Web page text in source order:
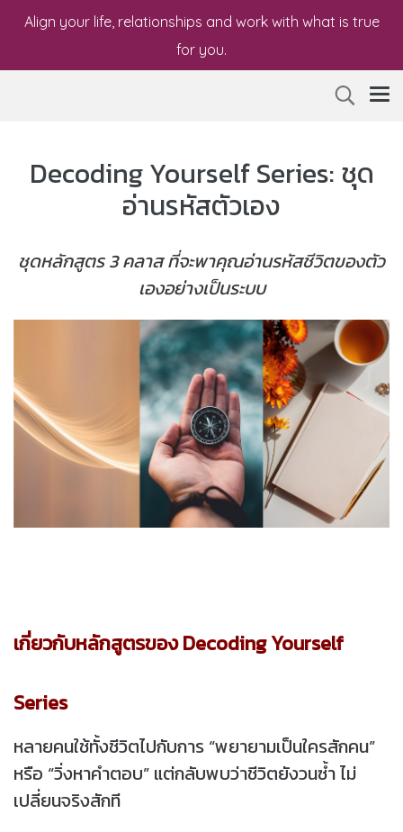
Align your life, relationships and work with what is true
for you.
Decoding Yourself Series: ชุด
อ่านรหัสตัวเอง
ชุดหลักสูตร 3 คลาส ที่จะพาคุณอ่านรหัสชีวิตของตัว
เองอย่างเป็นระบบ
เกี่ยวกับหลักสูตรของ Decoding Yourself
Series
หลายคนใช้ทั้งชีวิตไปกับการ “พยายามเป็นใครสักคน”
หรือ “วิ่งหาคำตอบ” แต่กลับพบว่าชีวิตยังวนซ้ำ ไม่
เปลี่ยนจริงสักที